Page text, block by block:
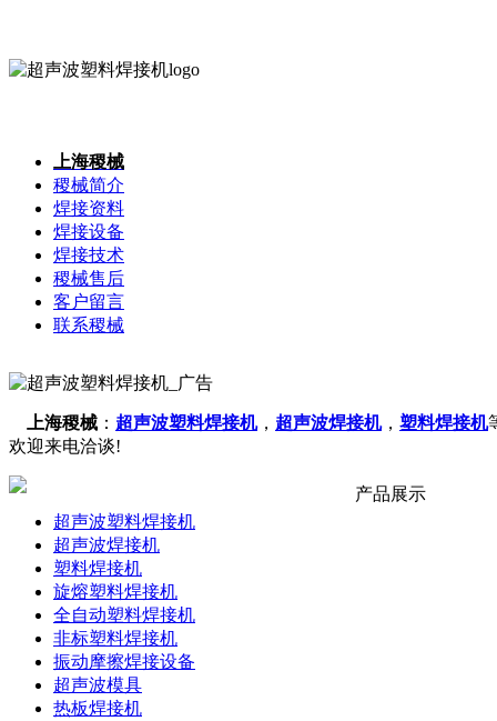
上海稷械
稷械简介
焊接资料
焊接设备
焊接技术
稷械售后
客户留言
联系稷械
上海稷械 ： 超声波塑料焊接机， 超声波焊接机， 塑料焊接机
欢迎来电洽谈!
超声波塑料焊接机
超声波焊接机
塑料焊接机
旋熔塑料焊接机
全自动塑料焊接机
非标塑料焊接机
振动摩擦焊接设备
超声波模具
热板焊接机
产品展示